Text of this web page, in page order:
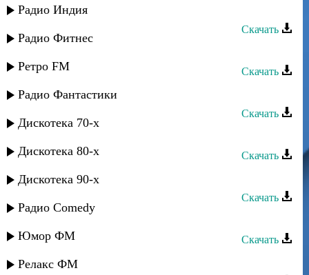
Радио Индия
Радио Фитнес
Ретро FM
Радио Фантастики
Дискотека 70-х
Дискотека 80-х
Дискотека 90-х
Радио Comedy
Юмор ФМ
Релакс ФМ
Руслан Гасанов - Мечтаю о тебе
Скачать
Скачать
Руслан Магомедов - Весна
Скачать
Скачать
Руслан Аджиев - Воспоминания
Скачать
Руслан Аджиев - Только ты
Скачать
Руслан Имамирзаев - Только ты